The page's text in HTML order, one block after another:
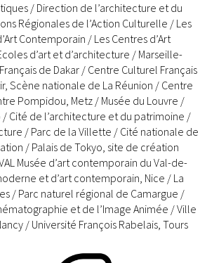
/ Direction de l’architecture et du
Régionales de l’Action Culturelle / Les
Contemporain / Les Centres d’Art
d’art et d’architecture / Marseille-
de Dakar / Centre Culturel Français
Scène nationale de La Réunion / Centre
Pompidou, Metz / Musée du Louvre /
/ Cité de l’architecture et du patrimoine /
/ Parc de la Villette / Cité nationale de
/ Palais de Tokyo, site de création
Musée d’art contemporain du Val-de-
et d’art contemporain, Nice / La
/ Parc naturel régional de Camargue /
et de l’Image Animée / Ville
/ Université François Rabelais, Tours